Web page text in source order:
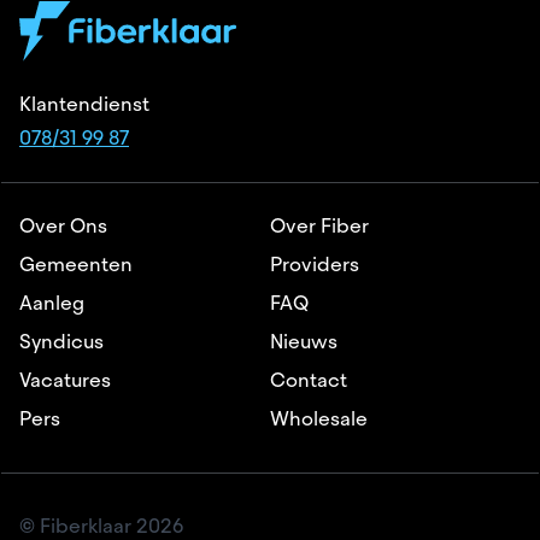
Klantendienst
078/31 99 87
Over Ons
Over Fiber
Gemeenten
Providers
Aanleg
FAQ
Syndicus
Nieuws
Vacatures
Contact
Pers
Wholesale
© Fiberklaar 2026